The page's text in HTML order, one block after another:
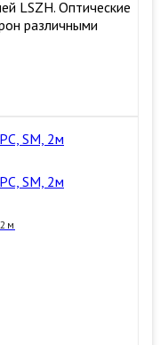
LSZH. Оптические
различными